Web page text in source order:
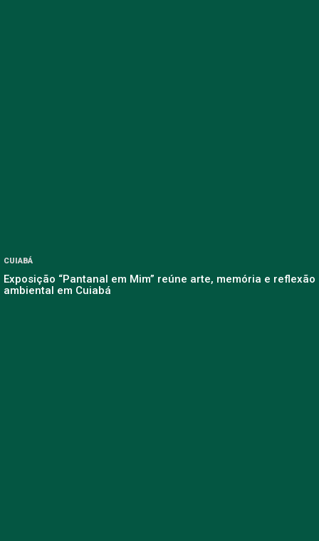
CUIABÁ
Exposição “Pantanal em Mim” reúne arte, memória e reflexão
ambiental em Cuiabá